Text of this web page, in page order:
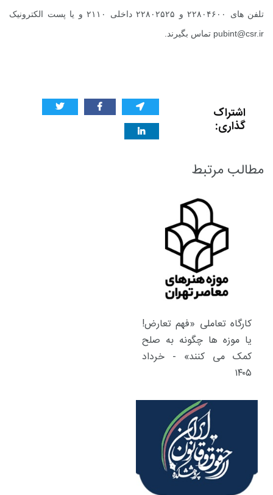
تلفن های ۲۲۸۰۴۶۰۰ و ۲۲۸۰۲۵۲۵ داخلی ۲۱۱۰
و یا پست الکترونیک
pubint@csr.ir تماس بگیرند.
اشتراک
گذاری:
مطالب مرتبط
کارگاه تعاملی «فهم تعارض!
یا موزه ها چگونه به صلح
کمک می کنند» - خرداد
۱۴۰۵